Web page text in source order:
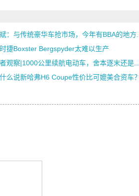
：与传统豪华车抢市场，今年有BBA的地方...
捷Boxster Bergspyder太难以生产
观察|1000公里续航电动车，舍本逐末还是...
么说新哈弗H6 Coupe性价比可媲美合资车？